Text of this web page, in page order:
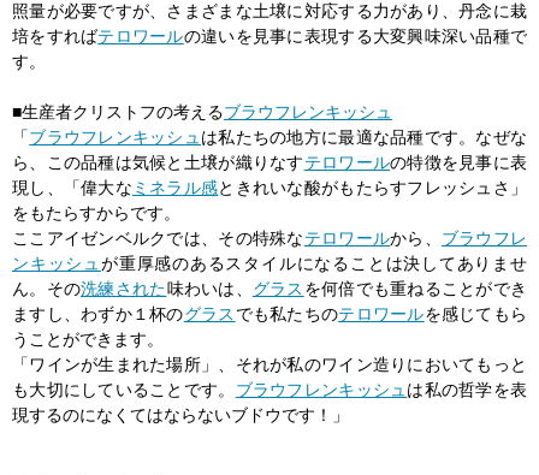
照量が必要ですが、さまざまな土壌に対応する力があり、丹念に栽
培をすればテロワールの違いを見事に表現する大変興味深い品種で
す。
■生産者クリストフの考えるブラウフレンキッシュ
「ブラウフレンキッシュ は私たちの地方に最適な品種です。なぜな
ら、この品種は気候と土壌が織りなすテロワールの特徴を見事に表
現し、「偉大な ミネラル感ときれいな酸がもたらすフレッシュさ」
をもたらすからです。
ここアイゼンベルクでは、その特殊なテロワールから、 ブラウフレ
ンキッシュ が重厚感のあるスタイルになることは決してありませ
ん。その洗練された味わいは、 グラス を何倍でも重ねることができ
ますし、わずか１杯のグラス でも私たちのテロワールを感じてもら
うことができます。
「ワインが生まれた場所」、それが私のワイン造りにおいてもっと
も大切にしていることです。 ブラウフレンキッシュ は私の哲学を表
現するのになくてはならないブドウです！」